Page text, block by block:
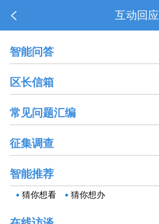
互动回应
智能问答
区长信箱
常见问题汇编
征集调查
智能推荐
猜你想看 猜你想办